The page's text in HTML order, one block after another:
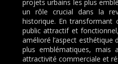
projets urbains les plus
un rôle crucial dans la
historique. En transformant
public attractif et
amélioré l’aspect esthétique
plus emblématiques, mais
attractivité commerciale et